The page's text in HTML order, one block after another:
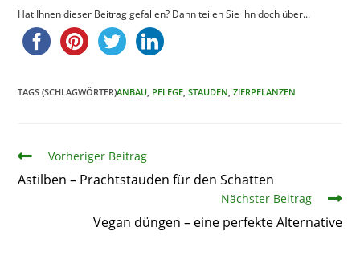
Hat Ihnen dieser Beitrag gefallen? Dann teilen Sie ihn doch über...
TAGS (SCHLAGWÖRTER)ANBAU, PFLEGE, STAUDEN, ZIERPFLANZEN
ArtikelVorheriger Beitrag
Astilben – Prachtstauden für den Schatten
Nächster Beitrag
Vegan düngen – eine perfekte Alternative